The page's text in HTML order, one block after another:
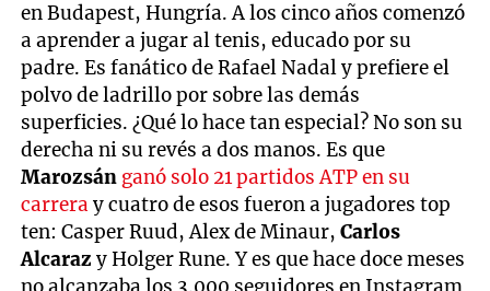
en Budapest, Hungría. A los cinco años comenzó
a aprender a jugar al tenis, educado por su
padre. Es fanático de Rafael Nadal y prefiere el
polvo de ladrillo por sobre las demás
superficies. ¿Qué lo hace tan especial? No son su
derecha ni su revés a dos manos. Es que
Marozsán ganó solo 21 partidos ATP en su
carrera y cuatro de esos fueron a jugadores top
ten: Casper Ruud, Alex de Minaur,Carlos
Alcaraz y Holger Rune. Y es que hace doce meses